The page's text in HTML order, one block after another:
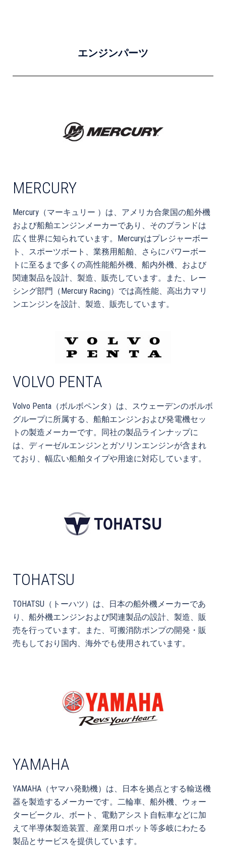
エンジンパーツ
MERCURY
Mercury （マーキュリー ）は、アメリカ合衆国の船外機
および船舶エンジンメーカーであり、そのブランドは
広く世界に知られています。Mercuryはプレジャーボー
ト、スポーツボート、業務用船舶、さらにパワーボー
トに至るまで多くの高性能船外機、船内外機、および
関連製品を設計、製造、販売しています。また、レー
シング部門（Mercury Racing）では高性能、高出力マリ
ンエンジンを設計、製造、販売しています。
VOLVO PENTA
Volvo Penta （ボルボペンタ ）は、スウェーデンのボルボ
グループに所属する、船舶エンジンおよび発電機セッ
トの製造メーカーです。同社の製品ラインナップに
は、ディーゼルエンジンとガソリンエンジンが含まれ
ており、幅広い船舶タイプや用途に対応しています。
TOHATSU
TOHATSU（トーハツ）は、日本の船外機メーカーであ
り、船外機エンジンおよび関連製品の設計、製造、販
売を行っています。また、可搬消防ポンプの開発・販
売もしており国内、海外でも使用されています。
YAMAHA
YAMAHA（ヤマハ発動機）は、日本を拠点とする輸送機
器を製造するメーカーです。二輪車、船外機、ウォー
タービークル、ボート、電動アシスト自転車などに加
えて半導体製造装置、産業用ロボット等多岐にわたる
製品とサービスを提供しています。